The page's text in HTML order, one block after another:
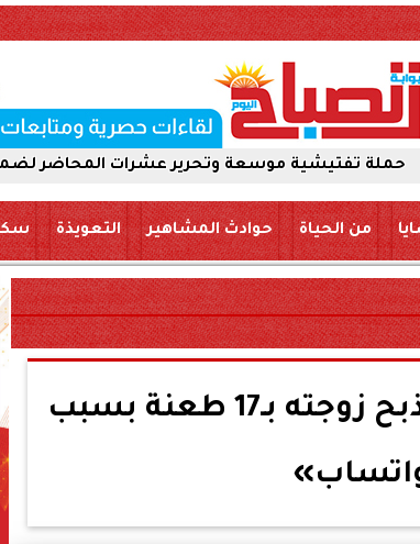
موسعة وتحرير عشرات المحاضر لضمان سلامة
من الحياة حوادث المشاهير التعويذة
جريمة في عش الزوجية.. زوج يذبح زوجته بـ17 طعنة بسبب